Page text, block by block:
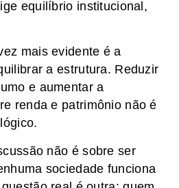
equilíbrio institucional,
mais evidente é a
a estrutura. Reduzir
e aumentar a
renda e patrimônio não é
não é sobre ser
sociedade funciona